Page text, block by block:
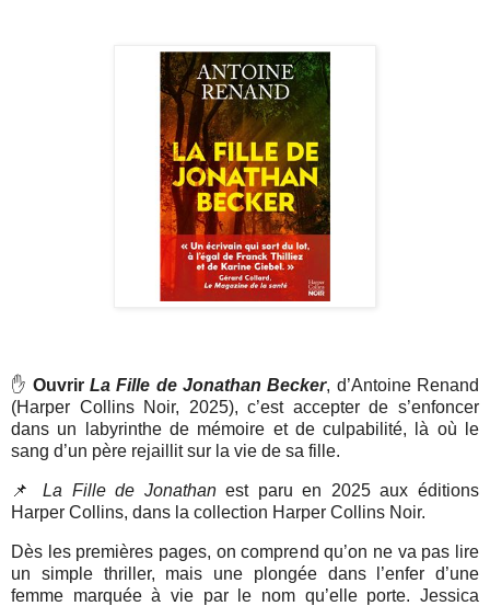
✋ OuvrirLa Fille de Jonathan Becker, d’Antoine Renand
(Harper Collins Noir, 2025), c’est accepter de s’enfoncer
dans un labyrinthe de mémoire et de culpabilité, là où le
sang d’un père rejaillit sur la vie de sa fille.
📌La Fille de Jonathanest paru en 2025 aux éditions
Harper Collins, dans la collection Harper Collins Noir.
Dès les premières pages, on comprend qu’on ne va pas lire
un simple thriller, mais une plongée dans l’enfer d’une
femme marquée à vie par le nom qu’elle porte. Jessica